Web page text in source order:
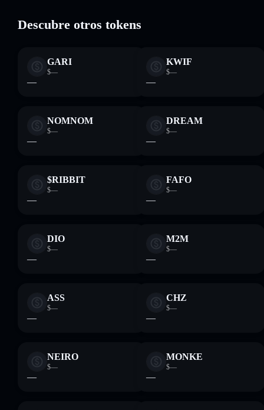
Descubre otros tokens
GARI
$—
—
KWIF
$—
—
NOMNOM
$—
—
DREAM
$—
—
$RIBBIT
$—
—
FAFO
$—
—
DIO
$—
—
M2M
$—
—
ASS
$—
—
CHZ
$—
—
NEIRO
$—
—
MONKE
$—
—